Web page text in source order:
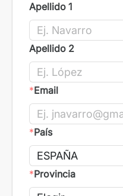
Apellido 1
Apellido 2
*Email
*País
*Provincia